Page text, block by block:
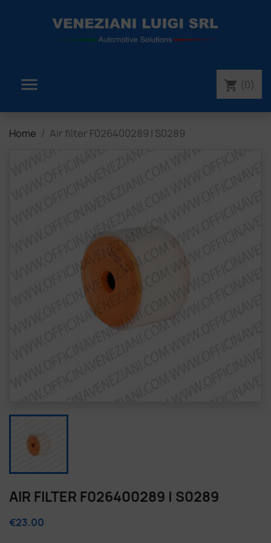
 shopping_cart (0)
Home Air filter F026400289 | S0289
AIR FILTER F026400289 | S0289
€23.00